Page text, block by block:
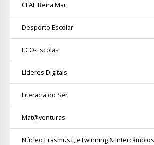
CFAE Beira Mar
Desporto Escolar
ECO-Escolas
Líderes Digitais
Literacia do Ser
Mat@venturas
Núcleo Erasmus+, eTwinning & Intercâmbios